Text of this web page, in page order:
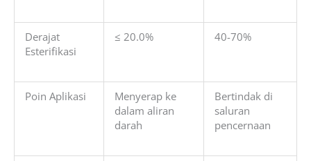
Derajat
Esterifikasi
≤ 20.0% 40-70%
Poin Aplikasi
Menyerap ke
dalam aliran
darah
Bertindak di
saluran
pencernaan